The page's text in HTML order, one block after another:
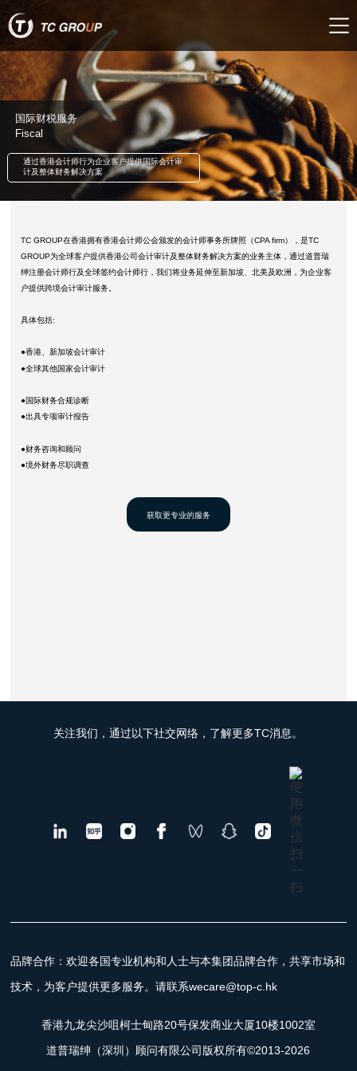
国际财税服务
Fiscal
通过香港会计师行为企业客户提供国际会计审
计及整体财务解决方案
TC GROUP在香港拥有香港会计师公会颁发的会计师事务所牌照（CPA firm），是TC
GROUP为全球客户提供香港公司会计审计及整体财务解决方案的业务主体，通过道普瑞
绅注册会计师行及全球签约会计师行，我们将业务延伸至新加坡、北美及欧洲，为企业客
户提供跨境会计审计服务。
具体包括:
●香港、新加坡会计审计
●全球其他国家会计审计
●国际财务合规诊断
●出具专项审计报告
●财务咨询和顾问
●境外财务尽职调查
获取更专业的服务
关注我们，通过以下社交网络，了解更多TC消息。
品牌合作：欢迎各国专业机构和人士与本集团品牌合作，共享市场和
技术，为客户提供更多服务。请联系wecare@top-c.hk
香港九龙尖沙咀柯士甸路20号保发商业大厦10楼1002室
道普瑞绅（深圳）顾问有限公司版权所有©2013-2026